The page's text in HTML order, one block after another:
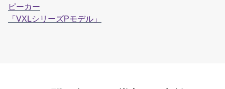
ピーカー
「VXLシリーズPモデル」